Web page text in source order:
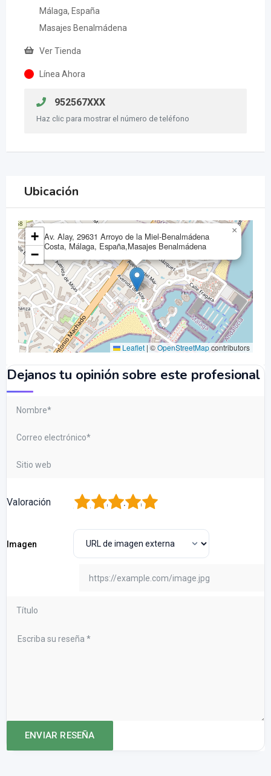
Málaga, España
Masajes Benalmádena
Ver Tienda
Línea Ahora
952567XXX
Haz clic para mostrar el número de teléfono
Ubicación
Av. Alay, 29631 Arroyo de la Miel-Benalmádena
Costa, Málaga, España,Masajes Benalmádena
×
+
−
Leaflet | ©OpenStreetMapcontributors
Dejanos tu opinión sobre este profesional
Valoración 5
4
3
2
Imagen